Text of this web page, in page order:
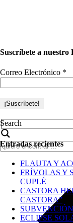
Suscríbete a nuestro
Correo Electrónico *
Search
Entradas recientes
FLAUTA Y
FRÍVOLAS Y
CUPLÉ
CASTORA
CASTORA”
ECLIPSE